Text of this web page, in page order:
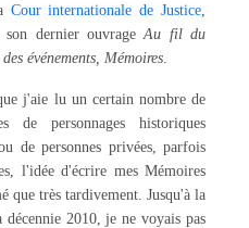
Cour internationale de Justice
son dernier ouvrageAu fil du
événements, Mémoires
j'aie lu un certain nombre de
de personnages historiques
de personnes privées, parfois
l'idée d'écrire mes Mémoires
que très tardivement. Jusqu'à la
2010, je ne voyais pas